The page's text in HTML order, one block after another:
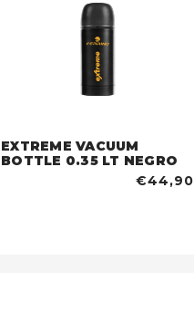
EXTREME VACUUM
BOTTLE 0.35 LT NEGRO
€44,90